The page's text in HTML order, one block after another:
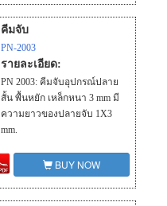
pliers
คีมจับ
PN-2003
รายละเอียด:
PN 2003: คีมจับอุปกรณ์ปลาย
สั้น พื้นหยัก เหล็กหนา 3 mm มี
ความยาวของปลายจับ 1X3
mm.
BUY NOW